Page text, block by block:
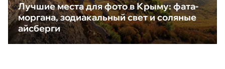
Лучшие места для фото в Крыму: фата-
моргана, зодиакальный свет и соляные
айсберги